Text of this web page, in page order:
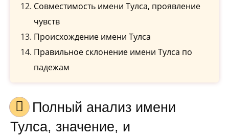
Совместимость имени Тулса, проявление
чувств
Происхождение имени Тулса
Правильное склонение имени Тулса по
падежам
Полный анализ имени
Тулса, значение, и